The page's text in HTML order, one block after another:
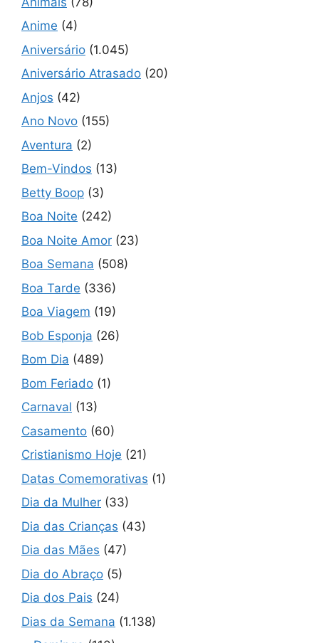
Anime (4)
Aniversário (1.045)
Aniversário Atrasado (20)
Anjos (42)
Ano Novo (155)
Aventura (2)
Bem-Vindos (13)
Betty Boop (3)
Boa Noite (242)
Boa Noite Amor (23)
Boa Semana (508)
Boa Tarde (336)
Boa Viagem (19)
Bob Esponja (26)
Bom Dia (489)
Bom Feriado (1)
Carnaval (13)
Casamento (60)
Cristianismo Hoje (21)
Datas Comemorativas (1)
Dia da Mulher (33)
Dia das Crianças (43)
Dia das Mães (47)
Dia do Abraço (5)
Dia dos Pais (24)
Dias da Semana (1.138)